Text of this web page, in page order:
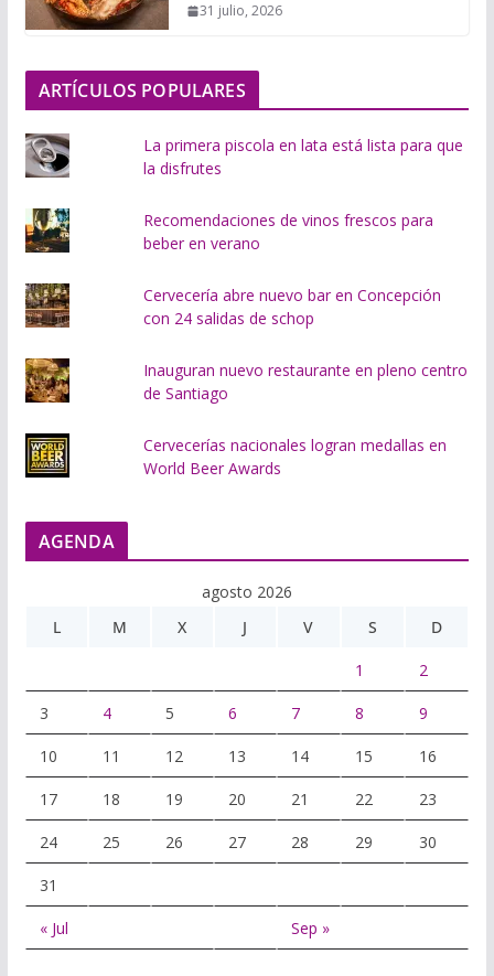
d
.
.
31 julio, 2026
ARTÍCULOS POPULARES
La primera piscola en lata está lista para que
la disfrutes
Recomendaciones de vinos frescos para
beber en verano
Cervecería abre nuevo bar en Concepción
con 24 salidas de schop
Inauguran nuevo restaurante en pleno centro
de Santiago
Cervecerías nacionales logran medallas en
World Beer Awards
AGENDA
agosto 2026
L
M X J V S D
1 2
3 4 5 6 7 8 9
10 11 12 13 14 15 16
17 18 19 20 21 22 23
24 25 26 27 28 29 30
31
« Jul Sep »